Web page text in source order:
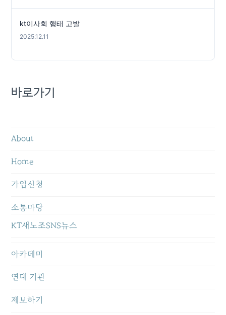
kt이사회 행태 고발
2025.12.11
바로가기
About
Home
가입신청
소통마당
KT새노조SNS뉴스
아카데미
연대 기관
제보하기